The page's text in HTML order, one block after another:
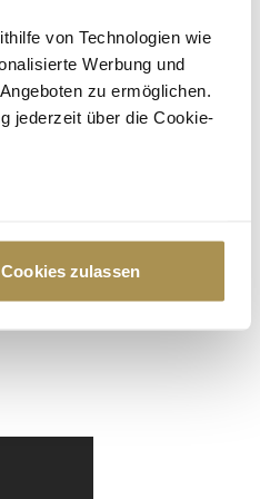
von Technologien wie
Werbung und
zu ermöglichen.
jederzeit über die Cookie-
Präferenzen im
Cookies zulassen